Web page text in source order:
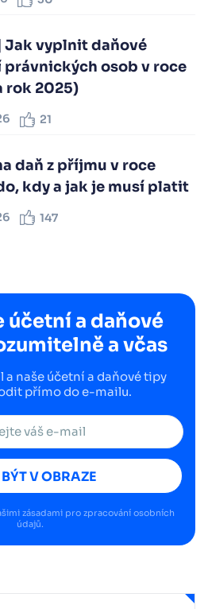
Jak vyplnit daňové
právnických osob v roce
rok 2025)
21
daň z příjmu v roce
kdy a jak je musí platit
147
a daňové
a včas
a naše účetní a daňové tipy
přímo do e-mailu.
V OBRAZE
zásadami pro zpracování osobních
údajů.